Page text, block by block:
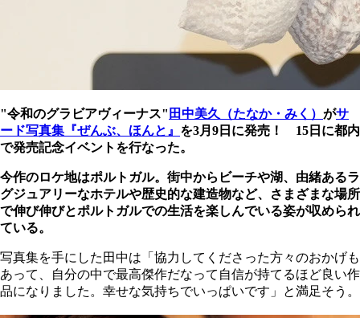
"令和のグラビアヴィーナス" 田中美久（たなか・みく） がサ
ード写真集『ぜんぶ、ほんと』 を3月9日に発売！ 15日に都内
で発売記念イベントを行なった。
今作のロケ地はポルトガル。街中からビーチや湖、由緒あるラ
グジュアリーなホテルや歴史的な建造物など、さまざまな場所
で伸び伸びとポルトガルでの生活を楽しんでいる姿が収められ
ている。
写真集を手にした田中は「協力してくださった方々のおかげも
あって、自分の中で最高傑作だなって自信が持てるほど良い作
品になりました。幸せな気持ちでいっぱいです」と満足そう。